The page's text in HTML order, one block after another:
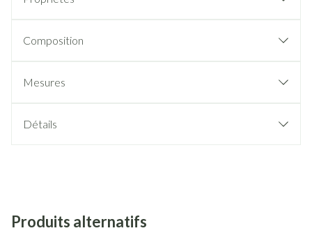
Composition
Mesures
Détails
Produits alternatifs